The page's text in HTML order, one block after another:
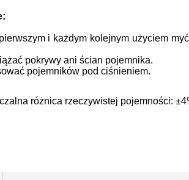
i każdym kolejnym użyciem
pokrywy ani ścian pojemnika.
pojemników pod ciśnieniem.
różnica rzeczywistej pojemności: